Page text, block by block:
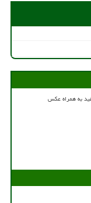
به همراه عکس